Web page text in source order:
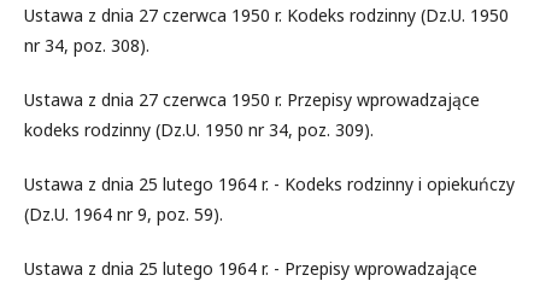
Ustawa z dnia 27 czerwca 1950 r. Kodeks rodzinny (Dz.U. 1950
nr 34, poz. 308).
Ustawa z dnia 27 czerwca 1950 r. Przepisy wprowadzające
kodeks rodzinny (Dz.U. 1950 nr 34, poz. 309).
Ustawa z dnia 25 lutego 1964 r. - Kodeks rodzinny i opiekuńczy
(Dz.U. 1964 nr 9, poz. 59).
Ustawa z dnia 25 lutego 1964 r. - Przepisy wprowadzające